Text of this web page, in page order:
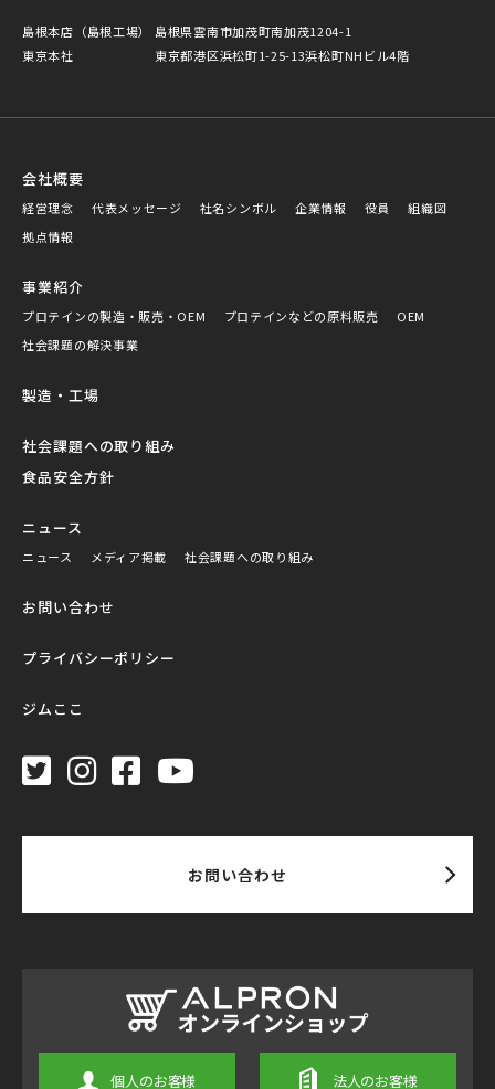
島根本店（島根工場）
島根県雲南市加茂町南加茂1204-1
東京本社
東京都港区浜松町1-25-13浜松町NHビル4階
会社概要
経営理念 代表メッセージ 社名シンボル 企業情報 役員
組織図
拠点情報
事業紹介
プロテインの製造・販売・OEM プロテインなどの原料販売
OEM
社会課題の解決事業
製造・工場
社会課題への取り組み
食品安全方針
ニュース
ニュース メディア掲載 社会課題への取り組み
お問い合わせ
プライバシーポリシー
ジムここ
お問い合わせ
個人のお客様 法人のお客様